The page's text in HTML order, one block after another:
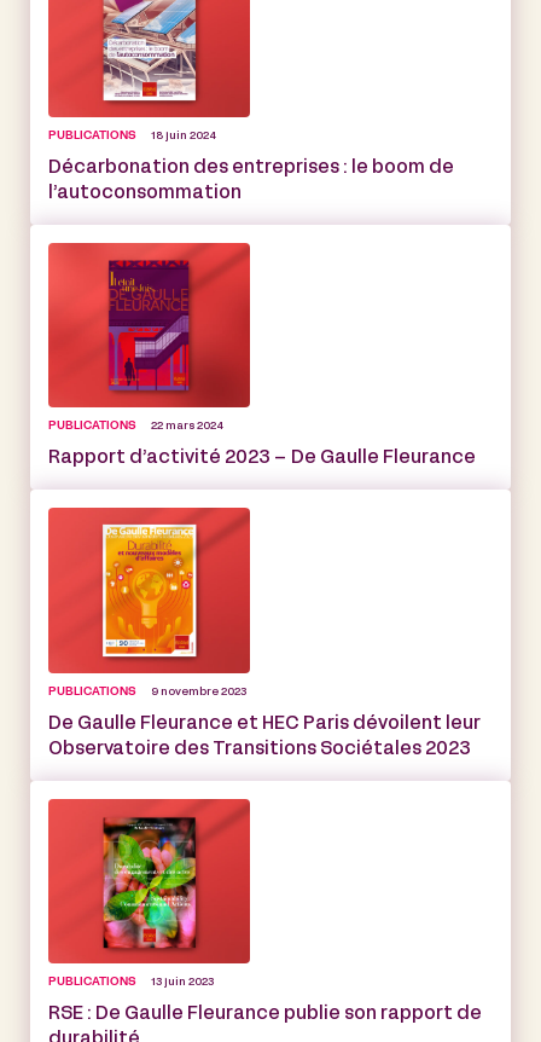
PUBLICATIONS 18 juin 2024
Décarbonation des entreprises : le boom de
l’autoconsommation
PUBLICATIONS 22 mars 2024
Rapport d’activité 2023 – De Gaulle Fleurance
PUBLICATIONS 9 novembre 2023
De Gaulle Fleurance et HEC Paris dévoilent leur
Observatoire des Transitions Sociétales 2023
PUBLICATIONS 13 juin 2023
RSE : De Gaulle Fleurance publie son rapport de